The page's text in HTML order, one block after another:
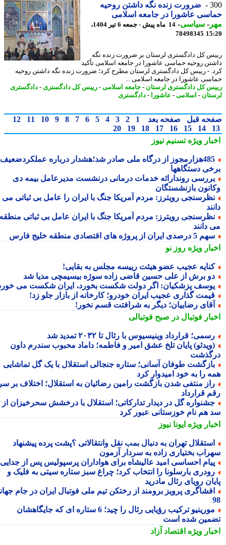
ضرورت زنده نگه داشتن روحیه
عاشورا در جامعه اسلامی
-سیاسی-
14 ماه پیش - جمعه 6 تیر 1404،
78498345
کل دادگستری لرستان بر ضرورت زنده نگه
روحیه حماسی عاشورا در جامعه اسلامی تأکید
- رییس کل دادگستری لرستان مطرح کرد؛ ضرورت زنده نگه داشتن روحیه
عاشورا در جامعه اسلامی ...
کل دادگستری لرستان-جامعه اسلامی-رییس کل دادگستری- دادگستری
-اسلامی-عاشورا-دادگستری
قبل صفحه بعد 1
2
3
4
5
6
7
8
9
10
11
12
14
15
16
17
18
19
20
ویژهتسنیم نیوز
485هزارمجوز از درگاه ملی صادر شد؛هشدار درباره عملکردضعیف
دستگاهها
روندارائه خدمات درمانی درنشست مدیرعامل بیمه دی
بازنشستگان
رویترز: مردم آمریکا جنگ با ایران را عامل بی ثباتی می
رویترز: مردم آمریکا جنگ با ایران عامل بی ثباتی منطقه
دانند
ایران از پروژه های اقتصادی منطقه خلیج فارس
ویژهروز نو
عجیب عضو هیئت رییسه مجلس به بقایی!
برش از علی حسین قاضی زاده سوژه بیسیمچی مدیا شد
پزشکیان: اگر دولت شکست بخورد، ایران شکست می خورد
گذاری عجیب ایران خودرو؛ کارخانه از بازار جلو زد!
رضاییان؛ دیگر به شرافتت قسم نخور!
فوتبال در صبح فوتبالی
قرارداد وینیسیوس با رئال تا ۲۰۳۲ تمدید شد
پایان تلخ عشق امیر و فاطمه؛ داماد محبوب سندرم داون
طوفان آسانی؛ ستاره جنجالی استقلال با یک گل تماشایی
را به خود امیدوار کرد
منتفی شدن بازگشت رامین رضائیان به استقلال؛ اختلاف بر سر
قرارداد
گل در دیدار تدارکاتی؛ استقلال با درخشش سحرخیزان از
هم نام خوزستانی عبور کرد
ویژهایونا نیوز
تهران به دنبال بمب نقل وانتقالاتی ؟پشت پرده پیشنهاد
بختیاری زاده به سردار آزمون
احساسی امید عالیشاه برای هواداران پرسپولیس پس از جدایی
بارسلونا را انتخاب کرد؛ چراغ سبز ستاره سیتی به فلیک و
رویای رئال مادرید
پرویز برومند از رختکن تیم ملی فوتبال ایران در جام جهانی
مورینیو ترکیب رؤیایی رئال را چید؛ 6 ستاره ای که جایگاهشان
شده است
ویژهاقتصاد آزاد